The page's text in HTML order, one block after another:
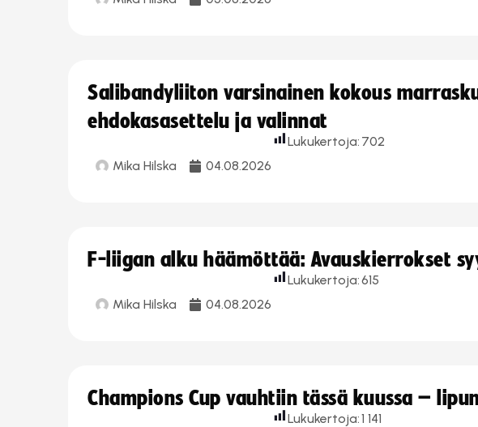
Salibandyliiton varsinainen kokous
ehdokasasettelu ja valinnat
Mika Hilska 04.08.2026
Lukukertoja: 702
F-liigan alku häämöttää: Avauskierrokset
Mika Hilska 04.08.2026
Lukukertoja:615
Champions Cup vauhtiin tässä kuussa –
Lukukertoja:1 141